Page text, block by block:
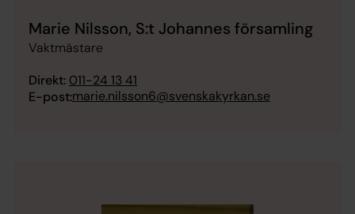
Marie Nilsson, S:t Johannes församling
Vaktmästare
Direkt: 011-24 13 41
E-post:marie.nilsson6@svenskakyrkan.se